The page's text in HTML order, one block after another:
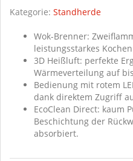
Kategorie: Standherde
Wok-Brenner:
leistungsstarkes
3D Heißluft: perfekte
Wärmeverteilung auf
Bedienung mit rotem
dank direktem Zugriff
EcoClean Direct: kaum
Beschichtung der
absorbiert.